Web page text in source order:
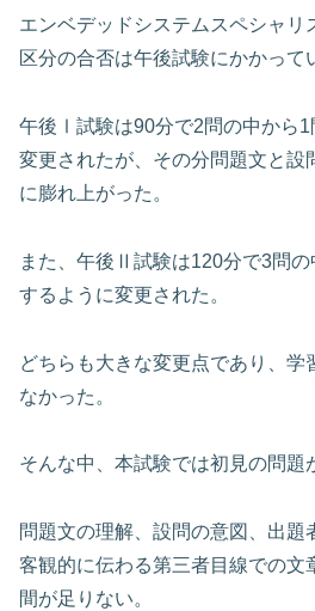
エンベデッドシステムスペシャリ
区分の合否は午後試験にかかって
午後Ⅰ試験は90分で2問の中から1
変更されたが、その分問題文と設
に膨れ上がった。
また、午後Ⅱ試験は120分で3問
するように変更された。
どちらも大きな変更点であり、学
なかった。
そんな中、本試験では初見の問題
問題文の理解、設問の意図、出題
客観的に伝わる第三者目線での文
間が足りない。